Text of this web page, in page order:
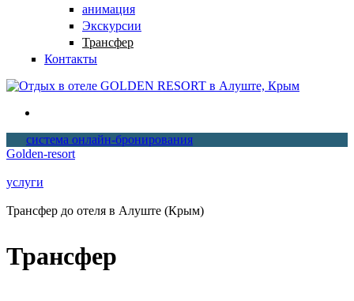
анимация
Экскурсии
Трансфер
Контакты
система онлайн-бронирования
Golden-resort
услуги
Трансфер до отеля в Алуште (Крым)
Трансфер